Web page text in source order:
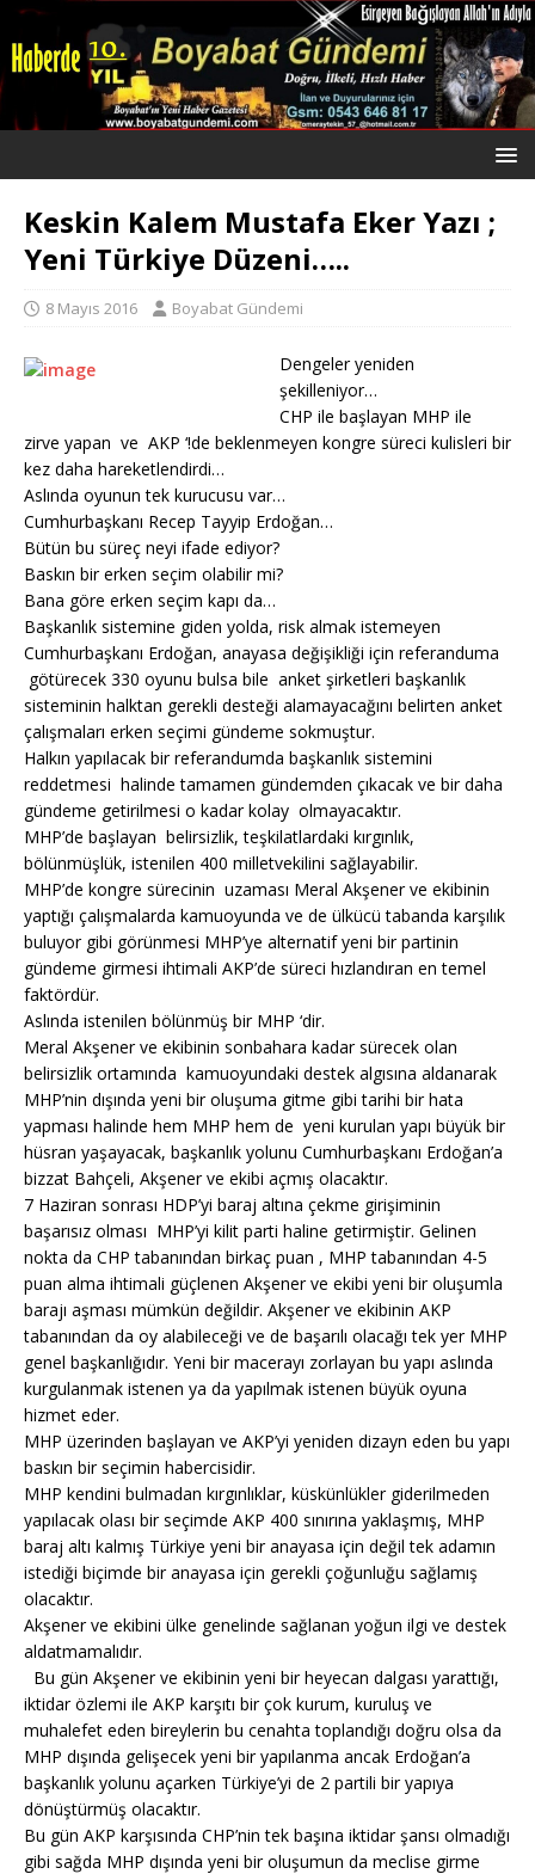
Keskin Kalem Mustafa Eker Yazı ;
Yeni Türkiye Düzeni…..
8 Mayıs 2016 Boyabat Gündemi
Dengeler yeniden
şekilleniyor…
CHP ile başlayan MHP ile
zirve yapan ve AKP ‘!de beklenmeyen kongre süreci kulisleri bir
kez daha hareketlendirdi…
Aslında oyunun tek kurucusu var…
Cumhurbaşkanı Recep Tayyip Erdoğan…
Bütün bu süreç neyi ifade ediyor?
Baskın bir erken seçim olabilir mi?
Bana göre erken seçim kapı da…
Başkanlık sistemine giden yolda, risk almak istemeyen
Cumhurbaşkanı Erdoğan, anayasa değişikliği için referanduma
götürecek 330 oyunu bulsa bile anket şirketleri başkanlık
sisteminin halktan gerekli desteği alamayacağını belirten anket
çalışmaları erken seçimi gündeme sokmuştur.
Halkın yapılacak bir referandumda başkanlık sistemini
reddetmesi halinde tamamen gündemden çıkacak ve bir daha
gündeme getirilmesi o kadar kolay olmayacaktır.
MHP’de başlayan belirsizlik, teşkilatlardaki kırgınlık,
bölünmüşlük, istenilen 400 milletvekilini sağlayabilir.
MHP’de kongre sürecinin uzaması Meral Akşener ve ekibinin
yaptığı çalışmalarda kamuoyunda ve de ülkücü tabanda karşılık
buluyor gibi görünmesi MHP’ye alternatif yeni bir partinin
gündeme girmesi ihtimali AKP’de süreci hızlandıran en temel
faktördür.
Aslında istenilen bölünmüş bir MHP ‘dir.
Meral Akşener ve ekibinin sonbahara kadar sürecek olan
belirsizlik ortamında kamuoyundaki destek algısına aldanarak
MHP’nin dışında yeni bir oluşuma gitme gibi tarihi bir hata
yapması halinde hem MHP hem de yeni kurulan yapı büyük bir
hüsran yaşayacak, başkanlık yolunu Cumhurbaşkanı Erdoğan’a
bizzat Bahçeli, Akşener ve ekibi açmış olacaktır.
7 Haziran sonrası HDP’yi baraj altına çekme girişiminin
başarısız olması MHP’yi kilit parti haline getirmiştir. Gelinen
nokta da CHP tabanından birkaç puan , MHP tabanından 4-5
puan alma ihtimali güçlenen Akşener ve ekibi yeni bir oluşumla
barajı aşması mümkün değildir. Akşener ve ekibinin AKP
tabanından da oy alabileceği ve de başarılı olacağı tek yer MHP
genel başkanlığıdır. Yeni bir macerayı zorlayan bu yapı aslında
kurgulanmak istenen ya da yapılmak istenen büyük oyuna
hizmet eder.
MHP üzerinden başlayan ve AKP’yi yeniden dizayn eden bu yapı
baskın bir seçimin habercisidir.
MHP kendini bulmadan kırgınlıklar, küskünlükler giderilmeden
yapılacak olası bir seçimde AKP 400 sınırına yaklaşmış, MHP
baraj altı kalmış Türkiye yeni bir anayasa için değil tek adamın
istediği biçimde bir anayasa için gerekli çoğunluğu sağlamış
olacaktır.
Akşener ve ekibini ülke genelinde sağlanan yoğun ilgi ve destek
aldatmamalıdır.
Bu gün Akşener ve ekibinin yeni bir heyecan dalgası yarattığı,
iktidar özlemi ile AKP karşıtı bir çok kurum, kuruluş ve
muhalefet eden bireylerin bu cenahta toplandığı doğru olsa da
MHP dışında gelişecek yeni bir yapılanma ancak Erdoğan’a
başkanlık yolunu açarken Türkiye’yi de 2 partili bir yapıya
dönüştürmüş olacaktır.
Bu gün AKP karşısında CHP’nin tek başına iktidar şansı olmadığı
gibi sağda MHP dışında yeni bir oluşumun da meclise girme